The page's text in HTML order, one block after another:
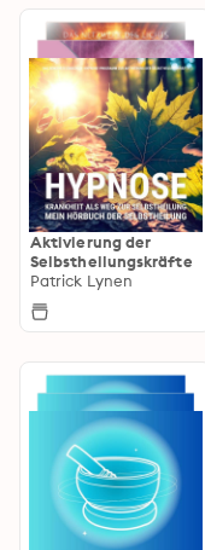
Aktivierung der
Selbstheilungskräfte
Patrick Lynen